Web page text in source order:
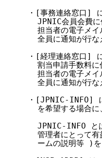
・[事務連絡窓口]
JPNIC会員会費に
担当者の電子メイ
全員に通知が行な
・[経理連絡窓口]
割当申請手数料に
担当者の電子メイ
全員に通知が行な
・[JPNIC-INFO]
を希望する場合に
JPNIC-INFO とは
管理者にとって有
ームの説明等 )を